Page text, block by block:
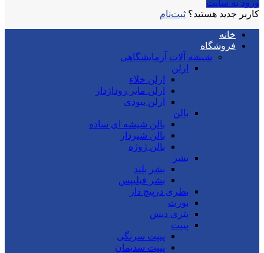
ورود به سایت
کاربر جدید هستید؟ ثبت‌نام
خانه
فروشگاه
شیشه آلات آزمایشگاهی
ارلن
ارلن خلاء
ارلن مایر روداژدار
ارلن بیودی
بالن
بالن شیشه ای ساده
بالن شیردار
بالن ژوژه
بشر
بشر بلند
بشر فیلیپس
بطری درپیچ دار
بورت
پتری دیش
پیپت
پیپت سرنگی
پیپت سدیمان